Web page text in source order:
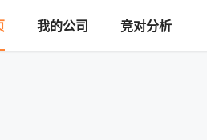
我的公司 竞对分析